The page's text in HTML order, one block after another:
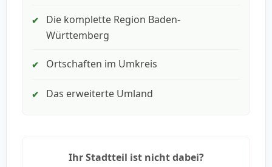
✔
Die komplette Region Baden-
Württemberg
✔ Ortschaften im Umkreis
✔ Das erweiterte Umland
Ihr Stadtteil ist nicht dabei?